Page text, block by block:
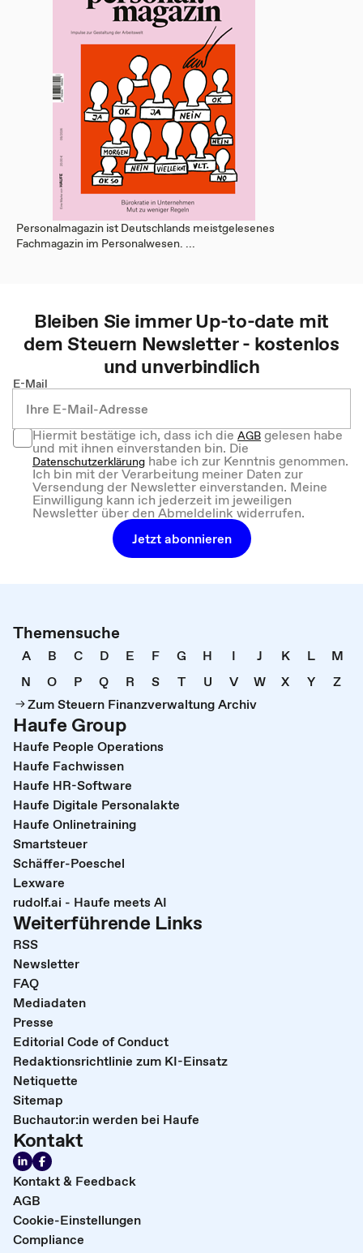
Personalmagazin ist Deutschlands meistgelesenes
Fachmagazin im Personalwesen. ...
Bleiben Sie immer Up-to-date mit
demSteuern Newsletter - kostenlos
und unverbindlich
E-Mail
Hiermit bestätige ich, dass ich dieAGBgelesen habe
und mit ihnen einverstanden bin. Die
Datenschutzerklärung habe ich zur Kenntnis genommen.
Ich bin mit der Verarbeitung meiner Daten zur
Versendung der Newsletter einverstanden. Meine
Einwilligung kann ich jederzeit im jeweiligen
Newsletter über den Abmeldelink widerrufen.
Jetzt abonnieren
Themensuche
A B C D E F G H I J K L
M
N
O P Q R S T U V W X Y
Z
Zum Steuern Finanzverwaltung Archiv
Haufe Group
Haufe People Operations
Haufe Fachwissen
Haufe HR-Software
Haufe Digitale Personalakte
Haufe Onlinetraining
Smartsteuer
Schäffer-Poeschel
Lexware
rudolf.ai - Haufe meets AI
Weiterführende Links
RSS
Newsletter
FAQ
Mediadaten
Presse
Editorial Code of Conduct
Redaktionsrichtlinie zum KI-Einsatz
Netiquette
Sitemap
Buchautor:in werden bei Haufe
Kontakt
Kontakt & Feedback
AGB
Cookie-Einstellungen
Compliance